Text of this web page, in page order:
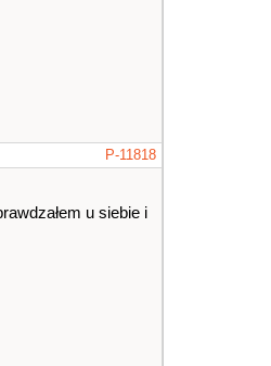
P-11818
u siebie i